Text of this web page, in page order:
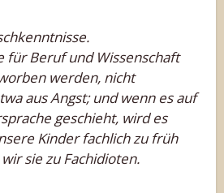
für Beruf und Wissenschaft
werden, nicht
aus Angst; und wenn es auf
geschieht, wird es
Kinder fachlich zu früh
sie zu Fachidioten.